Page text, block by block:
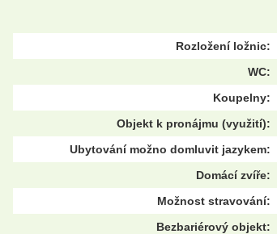
Rozložení ložnic:
WC:
Koupelny:
Objekt k pronájmu (využití):
Ubytování možno domluvit jazykem:
Domácí zvíře:
Možnost stravování:
Bezbariérový objekt: